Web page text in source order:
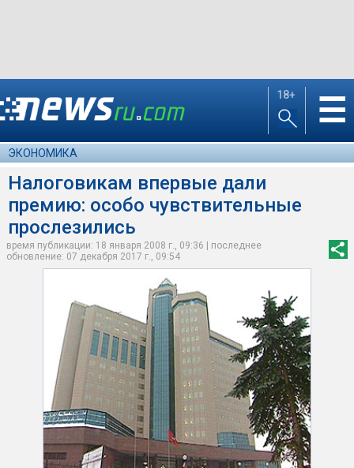
18+ ☰
ЭКОНОМИКА
Налоговикам впервые дали
премию: особо чувствительные
прослезились
время публикации: 18 января 2008 г., 09:36 | последнее
обновление: 07 декабря 2017 г., 09:54